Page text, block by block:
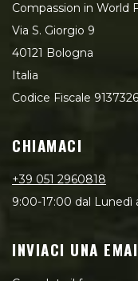
Compassion in World
Via S. Giorgio 9
40121 Bologna
Italia
Codice Fiscale
CHIAMACI
+39 051 2960818
9:00-17:00 dal Lunedì
INVIACI UNA